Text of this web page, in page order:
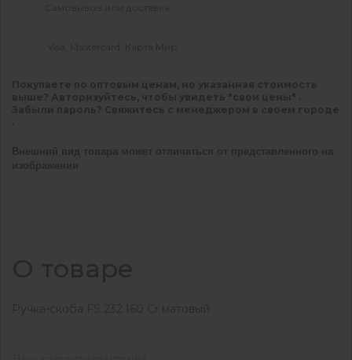
Самовывоз или доставка
Visa, Mastercard, Карта Мир
Покупаете по оптовым ценам, но указанная стоимость
выше? Авторизуйтесь, чтобы увидеть "свои цены" .
Забыли пароль? Свяжитесь с менеджером в своем городе
Внешний вид товара может отличаться от представленного на
изображении
О товаре
Ручка-скоба FS 232.160 Cr матовый